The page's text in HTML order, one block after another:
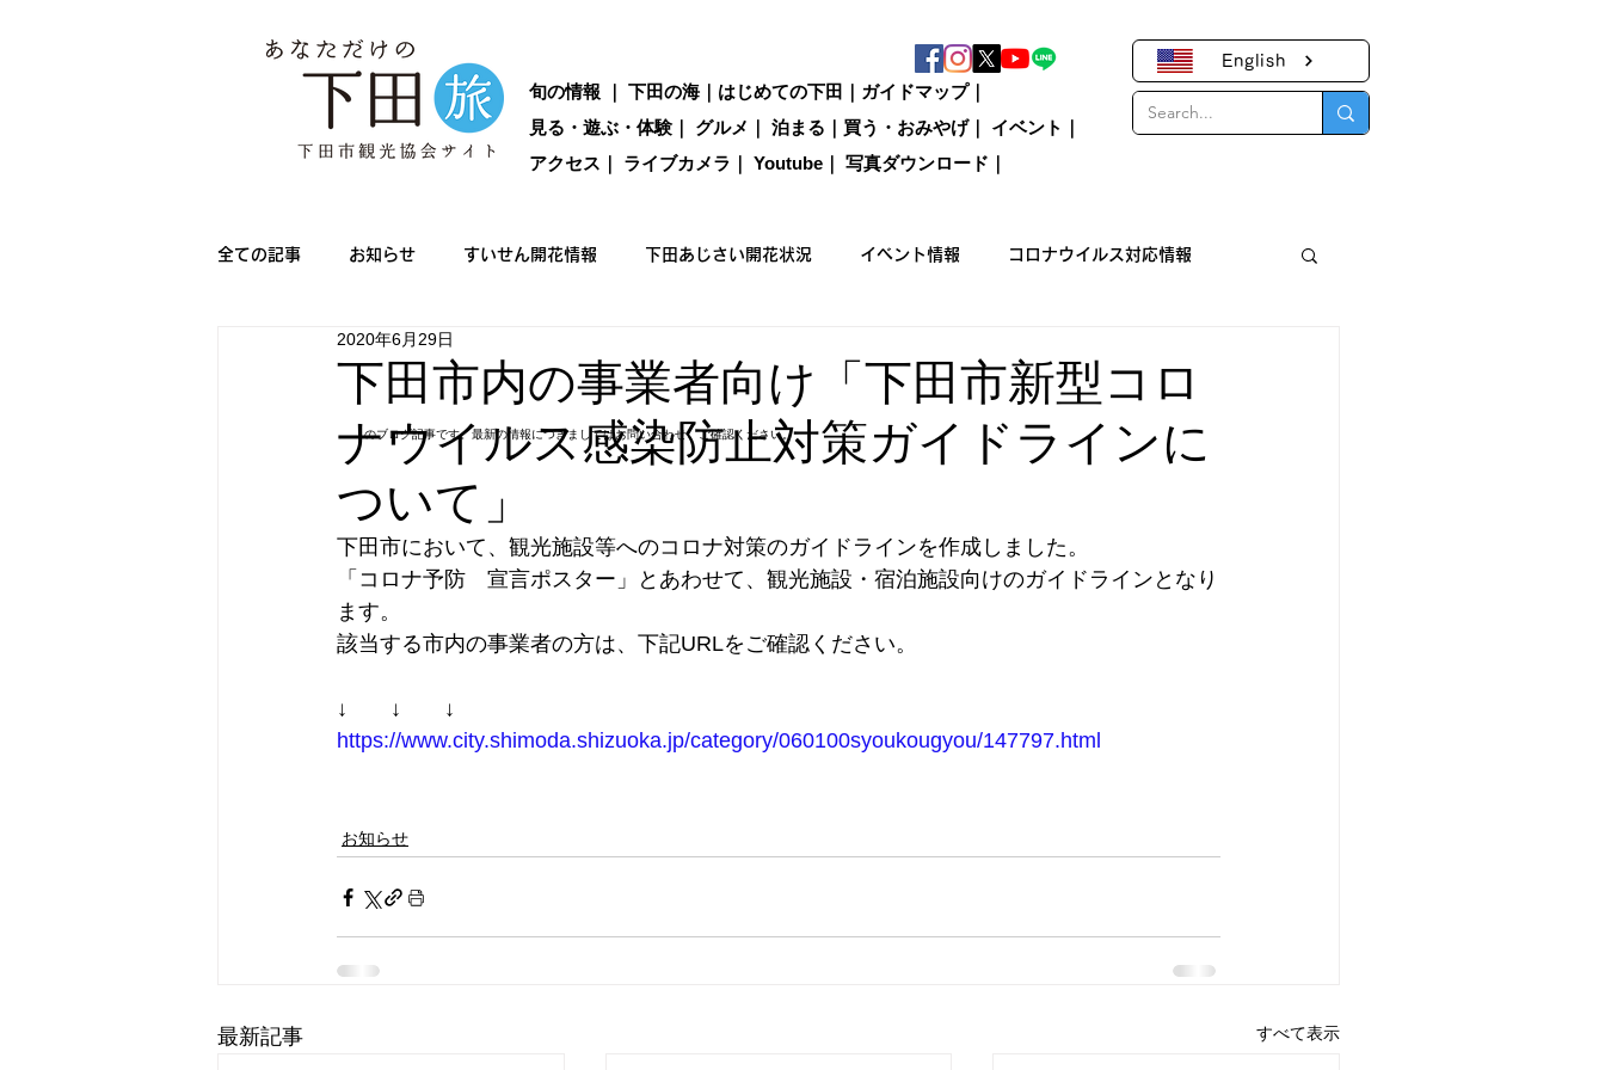
旬の情報 ｜ 下田の海 ｜ はじめての下田 ｜ ガイドマップ｜
見る・遊ぶ・体験｜ グルメ ｜ 泊まる ｜ 買う・おみやげ｜ イベント｜
アクセス ｜ ライブカメラ ｜ Youtube ｜ 写真ダウンロード ｜
English
全ての記事 お知らせ すいせん開花情報 下田あじさい開花状況 イベント情報 コロナウイルス対応情報
メディア情報 きんめ祭り
下田サマーフェスタ ノルディックウォーキング
下田市内の事業者向け「下田市新型コロ
ナウイルス感染防止対策ガイドラインに
ついて」
2020年6月29日
下田市において、観光施設等へのコロナ対策のガイドラインを作成しました。
「コロナ予防　宣言ポスター」とあわせて、観光施設・宿泊施設向けのガイドラインとなり
ます。
該当する市内の事業者の方は、下記URLをご確認ください。
↓　　↓　　↓
https://www.city.shimoda.shizuoka.jp/category/060100syoukougyou/147797.html
お知らせ
最新記事 すべて表示
のブログ記事です。最新の情報につきましてはお問い合わせ、ご確認ください。